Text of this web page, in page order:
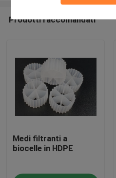
Prodotti raccomandati
Medi filtranti a
biocelle in HDPE